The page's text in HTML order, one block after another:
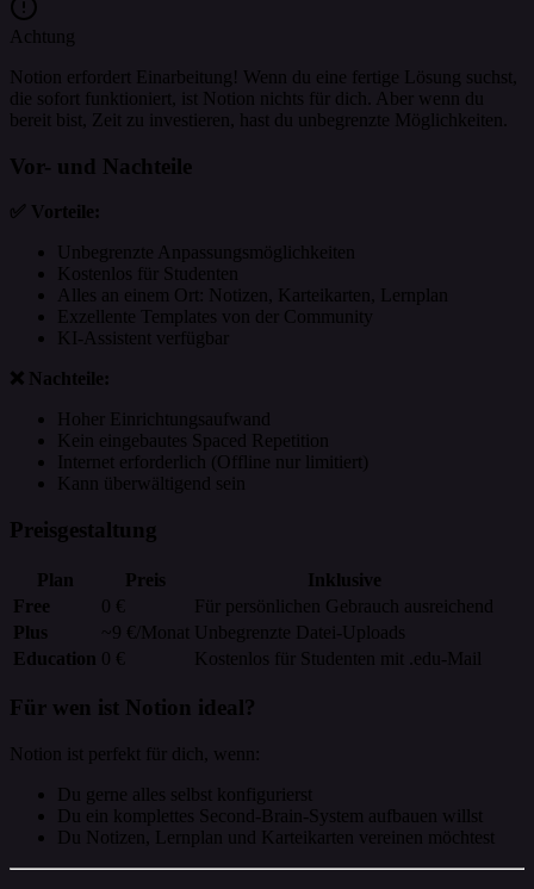
Achtung
Notion erfordert Einarbeitung! Wenn du eine fertige Lösung suchst,
die sofort funktioniert, ist Notion nichts für dich. Aber wenn du
bereit bist, Zeit zu investieren, hast du unbegrenzte Möglichkeiten.
Vor- und Nachteile
✅ Vorteile:
Unbegrenzte Anpassungsmöglichkeiten
Kostenlos für Studenten
Alles an einem Ort: Notizen, Karteikarten, Lernplan
Exzellente Templates von der Community
KI-Assistent verfügbar
❌ Nachteile:
Hoher Einrichtungsaufwand
Kein eingebautes Spaced Repetition
Internet erforderlich (Offline nur limitiert)
Kann überwältigend sein
Preisgestaltung
Plan Preis
Inklusive
Free
0 €
Für persönlichen Gebrauch ausreichend
Plus
~9 €/Monat Unbegrenzte Datei-Uploads
Education 0 € Kostenlos für Studenten mit .edu-Mail
Für wen ist Notion ideal?
Notion ist perfekt für dich, wenn:
Du gerne alles selbst konfigurierst
Du ein komplettes Second-Brain-System aufbauen willst
Du Notizen, Lernplan und Karteikarten vereinen möchtest